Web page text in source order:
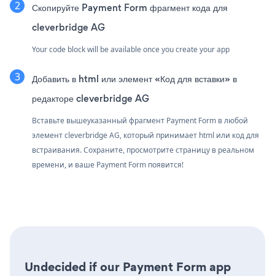
Скопируйте Payment Form фрагмент кода для
cleverbridge AG
Your code block will be available once you create your app
Добавить в html или элемент «Код для вставки» в
редакторе cleverbridge AG
Вставьте вышеуказанный фрагмент Payment Form в любой
элемент cleverbridge AG, который принимает html или код для
встраивания. Сохраните, просмотрите страницу в реальном
времени, и ваше Payment Form появится!
Undecided if our Payment Form app